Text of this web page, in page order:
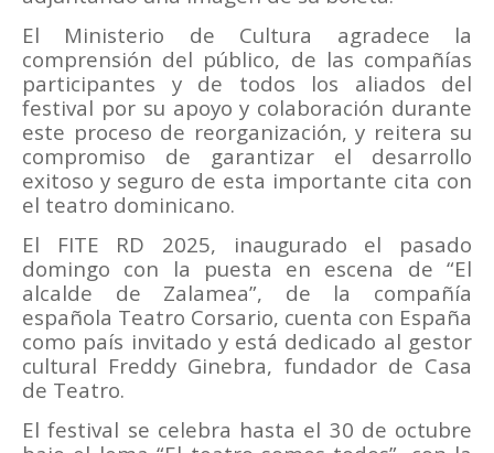
El Ministerio de Cultura agradece la
comprensión del público, de las compañías
participantes y de todos los aliados del
festival por su apoyo y colaboración durante
este proceso de reorganización, y reitera su
compromiso de garantizar el desarrollo
exitoso y seguro de esta importante cita con
el teatro dominicano.
El FITE RD 2025, inaugurado el pasado
domingo con la puesta en escena de “El
alcalde de Zalamea”, de la compañía
española Teatro Corsario, cuenta con España
como país invitado y está dedicado al gestor
cultural Freddy Ginebra, fundador de Casa
de Teatro.
El festival se celebra hasta el 30 de octubre